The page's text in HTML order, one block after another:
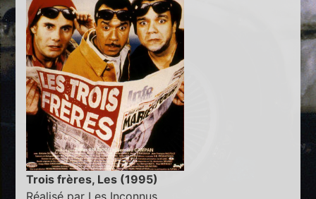
Trois frères, Les (1995)